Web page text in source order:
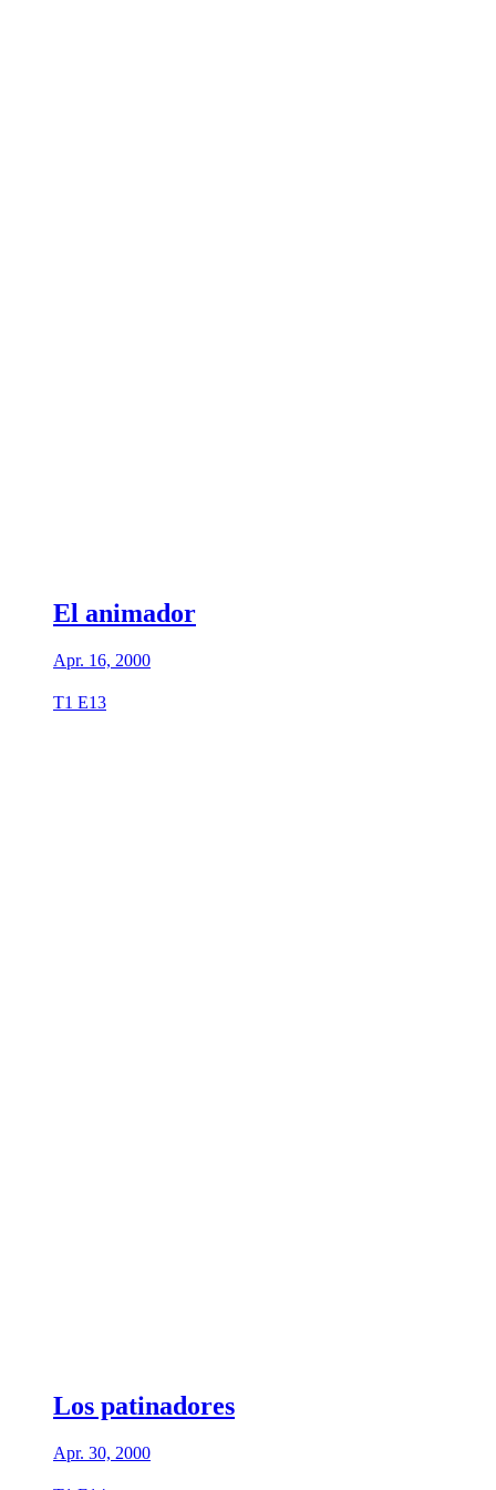
El animador
Apr. 16, 2000
T1 E13
Los patinadores
Apr. 30, 2000